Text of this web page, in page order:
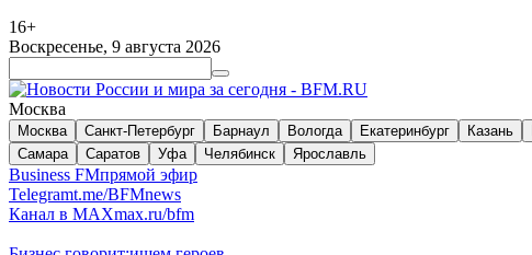
16+
Воскресенье, 9 августа 2026
Москва
Москва Санкт-Петербург Барнаул Вологда Екатеринбург Казань
Самара
Саратов Уфа Челябинск Ярославль
Business FMпрямой эфир
Telegramt.me/BFMnews
Канал в MAXmax.ru/bfm